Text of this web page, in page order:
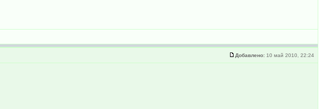
Добавлено: 10 май 2010, 22:24